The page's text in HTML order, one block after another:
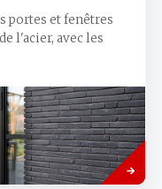
portes et fenêtres
l'acier, avec les
Savoir
plus